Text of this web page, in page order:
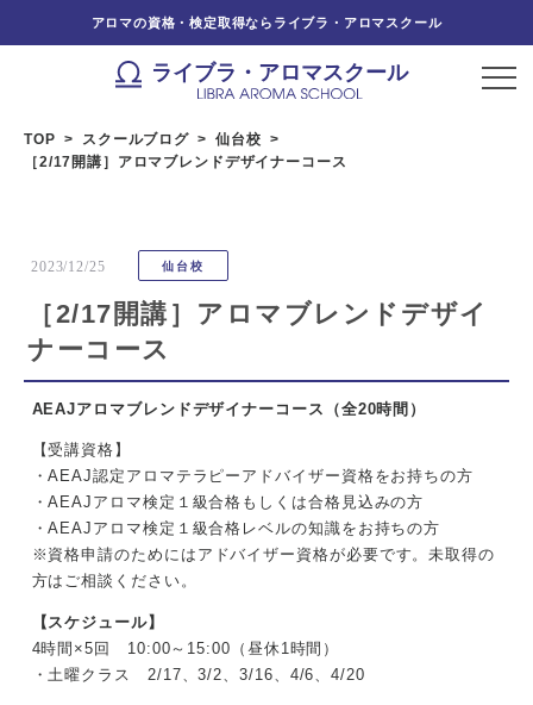
アロマの資格・検定取得ならライブラ・アロマスクール
ライブラ・アロマスクール
TOP スクールブログ
仙台校
［2/17開講］アロマブレンドデザイナーコース
2023/12/25 仙台校
［2/17開講］アロマブレンドデザイ
ナーコース
AEAJアロマブレンドデザイナーコース （全20時間）
【受講資格】
・AEAJ認定アロマテラピーアドバイザー資格をお持ちの方
・AEAJアロマ検定１級合格もしくは合格見込みの方
・AEAJアロマ検定１級合格レベルの知識をお持ちの方
※資格申請のためにはアドバイザー資格が必要です。未取得の
方はご相談ください。
【スケジュール】
4時間×5回 10:00～15:00（昼休1時間）
・土曜クラス 2/17、3/2、3/16、4/6、4/20